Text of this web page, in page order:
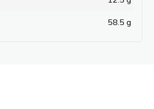
58.5 g